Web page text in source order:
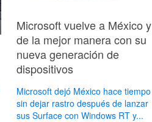
Microsoft vuelve a México y
de la mejor manera con su
nueva generación de
dispositivos
Microsoft dejó México hace tiempo
sin dejar rastro después de lanzar
sus Surface con Windows RT y...